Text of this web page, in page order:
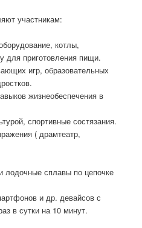
участникам:
котлы,
для приготовления пищи.
игр, образовательных
жизнеобеспечения в
спортивные состязания.
( драмтеатр,
сплавы по цепочке
и др. девайсов с
в сутки на 10 минут.